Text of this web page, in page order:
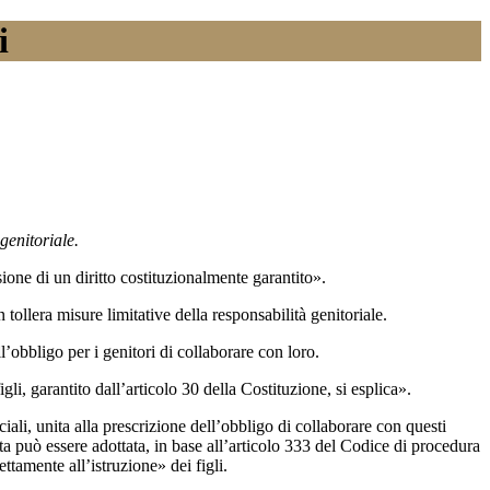
di un diritto costituzionalmente garantito».
misure limitative della responsabilità genitoriale.
per i genitori di collaborare con loro.
garantito dall’articolo 30 della Costituzione, si esplica».
unita alla prescrizione dell’obbligo di collaborare con questi
essere adottata, in base all’articolo 333 del Codice di procedura
all’istruzione» dei figli.